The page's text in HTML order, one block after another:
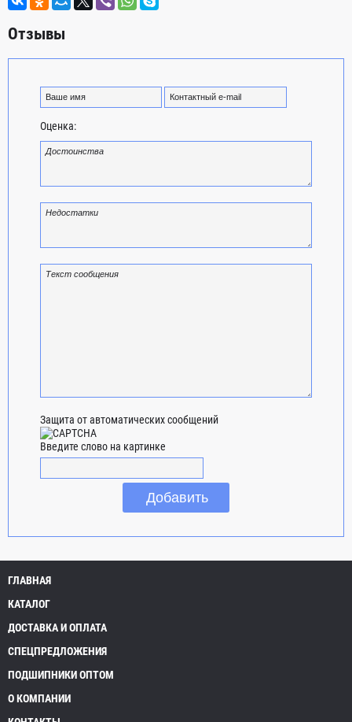
Отзывы
Оценка:
Защита от автоматических сообщений
Введите слово на картинке
ГЛАВНАЯ
КАТАЛОГ
ДОСТАВКА И ОПЛАТА
СПЕЦПРЕДЛОЖЕНИЯ
ПОДШИПНИКИ ОПТОМ
О КОМПАНИИ